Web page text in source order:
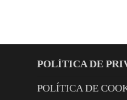
POLÍTICA DE
POLÍTICA DE